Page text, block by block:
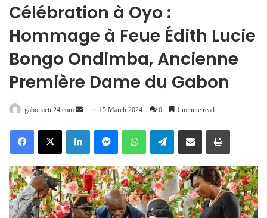
Célébration à Oyo :
Hommage à Feue Édith Lucie
Bongo Ondimba, Ancienne
Première Dame du Gabon
gabonactu24.com
Send 15 March 2024 0 1 minute read
FacebookX LinkedInMessengerWhatsAppTelegramShare via Email Print